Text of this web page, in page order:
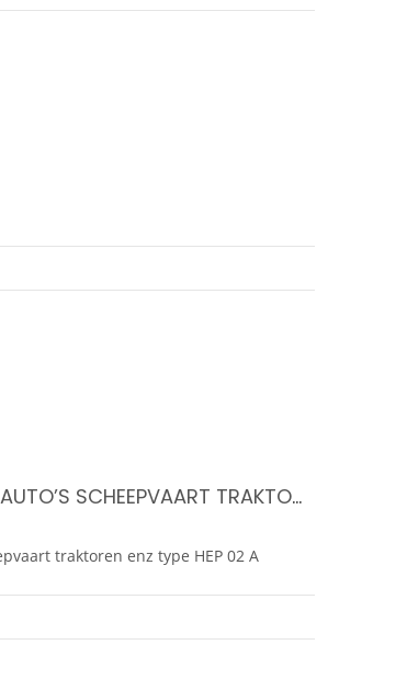
BRANDSTOF POMP 12 V MOTEREN AUTO’S SCHEEPVAART TRAKTOREN ENZ TYPE HEP 02 A
traktoren enz type HEP 02 A